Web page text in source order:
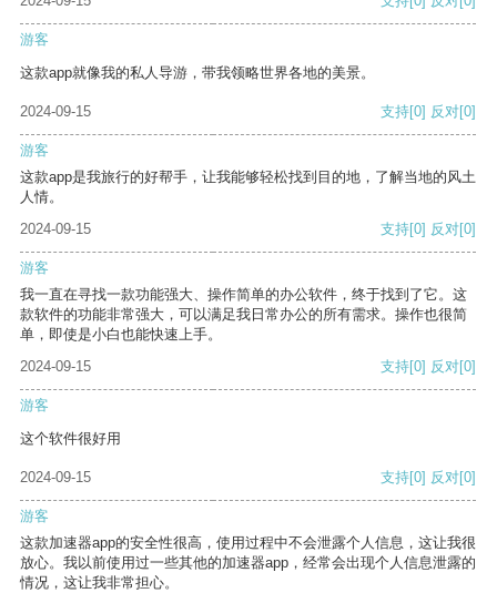
游客
这款app就像我的私人导游，带我领略世界各地的美景。
2024-09-15 支持[0] 反对[0]
游客
这款app是我旅行的好帮手，让我能够轻松找到目的地，了解当地的风土
人情。
2024-09-15
支持[0] 反对[0]
游客
我一直在寻找一款功能强大、操作简单的办公软件，终于找到了它。这
款软件的功能非常强大，可以满足我日常办公的所有需求。操作也很简
单，即使是小白也能快速上手。
2024-09-15
支持[0] 反对[0]
游客
这个软件很好用
2024-09-15 支持[0] 反对[0]
游客
这款加速器app的安全性很高，使用过程中不会泄露个人信息，这让我很
放心。我以前使用过一些其他的加速器app，经常会出现个人信息泄露的
情况，这让我非常担心。